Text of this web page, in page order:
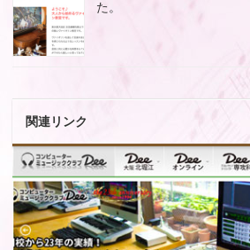
た。
関連リンク